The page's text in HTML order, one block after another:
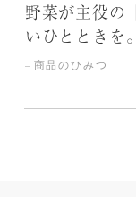
野菜が主役の
いひとときを。
商品のひみつ